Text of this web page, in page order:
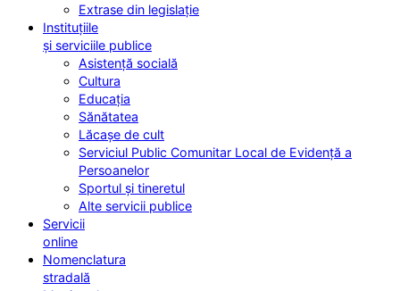
Extrase din legislație
Instituțiile
și serviciile publice
Asistență socială
Cultura
Educația
Sănătatea
Lăcașe de cult
Serviciul Public Comunitar Local de Evidență a
Persoanelor
Sportul și tineretul
Alte servicii publice
Servicii
online
Nomenclatura
stradală